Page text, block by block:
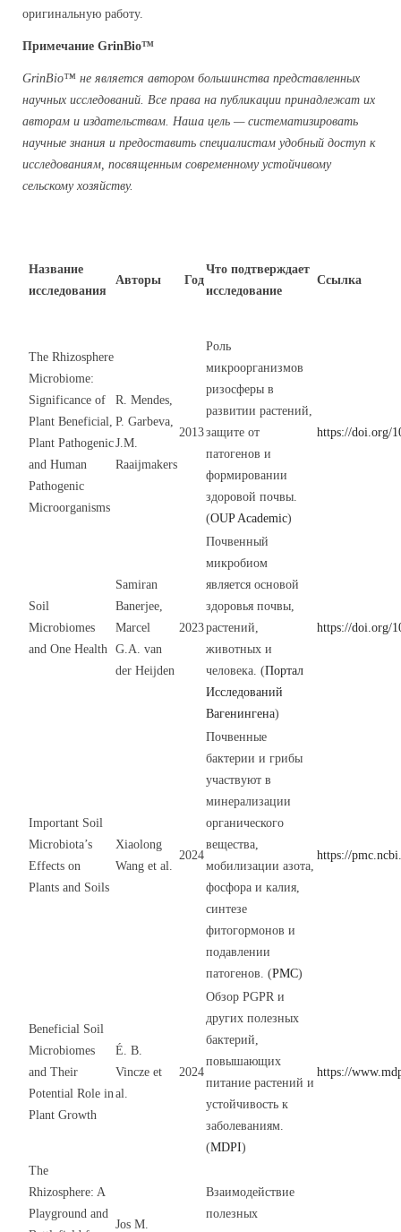
оригинальную работу.
Примечание GrinBio™
GrinBio™ не является автором большинства представленных
научных исследований. Все права на публикации принадлежат их
авторам и издательствам. Наша цель — систематизировать
научные знания и предоставить специалистам удобный доступ к
исследованиям, посвященным современному устойчивому
сельскому хозяйству.
Название
исследования
Авторы Год
Что подтверждает
исследование
Ссылка
The Rhizosphere
Microbiome:
Significance of
Plant Beneficial,
Plant Pathogenic
and Human
Pathogenic
Microorganisms
R. Mendes,
P. Garbeva,
J.M.
Raaijmakers
2013
Роль
микроорганизмов
ризосферы в
развитии растений,
защите от
патогенов и
формировании
здоровой почвы.
(OUP Academic)
https://doi.org/
Soil
Microbiomes
and One Health
Samiran
Banerjee,
Marcel
G.A. van
der Heijden
2023
Почвенный
микробиом
является основой
здоровья почвы,
растений,
животных и
человека. (Портал
Исследований
Вагенингена)
https://doi.org/
Important Soil
Microbiota’s
Effects on
Plants and Soils
Xiaolong
Wang et al.
2024
Почвенные
бактерии и грибы
участвуют в
минерализации
органического
вещества,
мобилизации азота,
фосфора и калия,
синтезе
фитогормонов и
подавлении
патогенов. (PMC)
https://
Beneficial Soil
Microbiomes
and Their
Potential Role in
Plant Growth
É. B.
Vincze et
al.
2024
Обзор PGPR и
других полезных
бактерий,
повышающих
питание растений и
устойчивость к
заболеваниям.
(MDPI)
https://
The
Rhizosphere: A
Playground and
Jos M.
Взаимодействие
полезных